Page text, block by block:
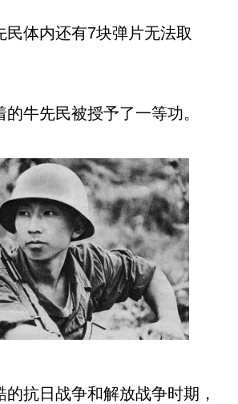
民体内还有7块弹片无法取
的牛先民被授予了一等功。
的抗日战争和解放战争时期，